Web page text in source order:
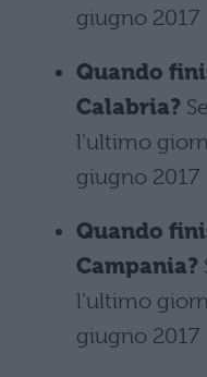
giugno 2017
Quando
Calabria?
l'ultimo
giugno 2017
Quando
Campania?
l'ultimo
giugno 2017